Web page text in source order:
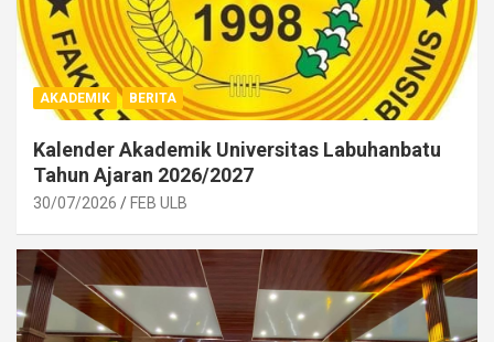
AKADEMIK BERITA
Kalender Akademik Universitas Labuhanbatu
Tahun Ajaran 2026/2027
30/07/2026 FEB ULB